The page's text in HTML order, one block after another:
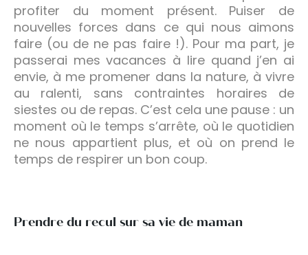
profiter du moment présent. Puiser de
nouvelles forces dans ce qui nous aimons
faire (ou de ne pas faire !). Pour ma part, je
passerai mes vacances à lire quand j’en ai
envie, à me promener dans la nature, à vivre
au ralenti, sans contraintes horaires de
siestes ou de repas. C’est cela une pause : un
moment où le temps s’arrête, où le quotidien
ne nous appartient plus, et où on prend le
temps de respirer un bon coup.
Prendre du recul sur sa vie de maman